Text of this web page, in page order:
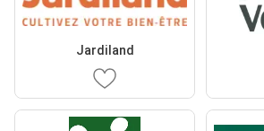
Jardiland